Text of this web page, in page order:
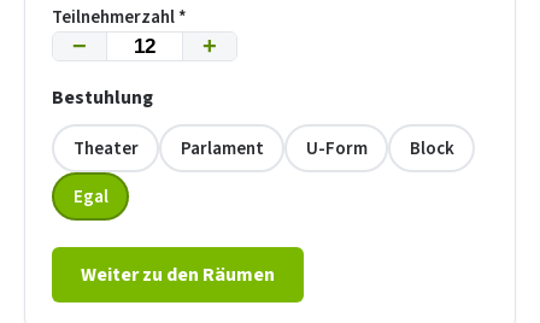
Teilnehmerzahl *
−
+
Bestuhlung
Theater Parlament U-Form
Block
Egal
Weiter zu den Räumen